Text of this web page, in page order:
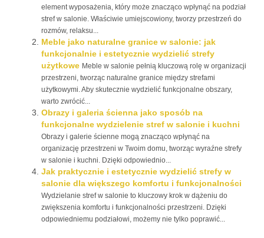
element wyposażenia, który może znacząco wpłynąć na podział
stref w salonie. Właściwie umiejscowiony, tworzy przestrzeń do
rozmów, relaksu...
Meble jako naturalne granice w salonie: jak
funkcjonalnie i estetycznie wydzielić strefy
użytkowe Meble w salonie pełnią kluczową rolę w organizacji
przestrzeni, tworząc naturalne granice między strefami
użytkowymi. Aby skutecznie wydzielić funkcjonalne obszary,
warto zwrócić...
Obrazy i galeria ścienna jako sposób na
funkcjonalne wydzielenie stref w salonie i kuchni
Obrazy i galerie ścienne mogą znacząco wpłynąć na
organizację przestrzeni w Twoim domu, tworząc wyraźne strefy
w salonie i kuchni. Dzięki odpowiednio...
Jak praktycznie i estetycznie wydzielić strefy w
salonie dla większego komfortu i funkcjonalności
Wydzielanie stref w salonie to kluczowy krok w dążeniu do
zwiększenia komfortu i funkcjonalności przestrzeni. Dzięki
odpowiedniemu podziałowi, możemy nie tylko poprawić...